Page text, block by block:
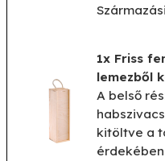
1x Friss
lemezből
A belső
kitöltve a